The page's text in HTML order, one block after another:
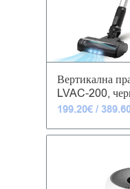
Вертикална
LVAC-200,
199.20€/